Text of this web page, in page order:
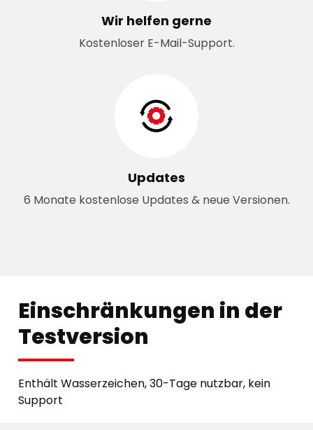
Wir helfen gerne
Kostenloser E-Mail-Support.
Updates
6 Monate kostenlose Updates & neue Versionen.
Einschränkungen in der
Testversion
Enthält Wasserzeichen, 30-Tage nutzbar, kein
Support